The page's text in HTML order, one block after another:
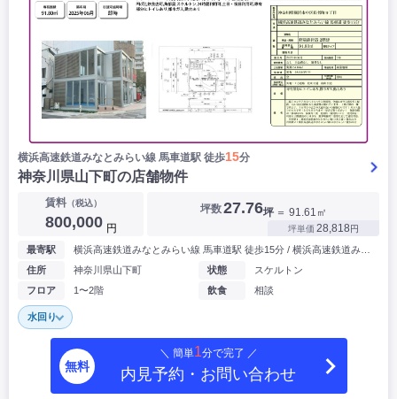
横浜⾼速鉄道みなとみらい線 ⾺⾞道駅 徒歩15分
神奈川県山下町の店舗物件
賃料（税込）
800,000 円
坪数27.76坪 ＝ 91.61㎡
坪単価 28,818円
最寄駅
住所
神奈川県山下町
フロア
1〜2階
状態
スケルトン
飲食
相談
水回り
無料
＼ 簡単1分で完了 ／
内見予約・お問い合わせ